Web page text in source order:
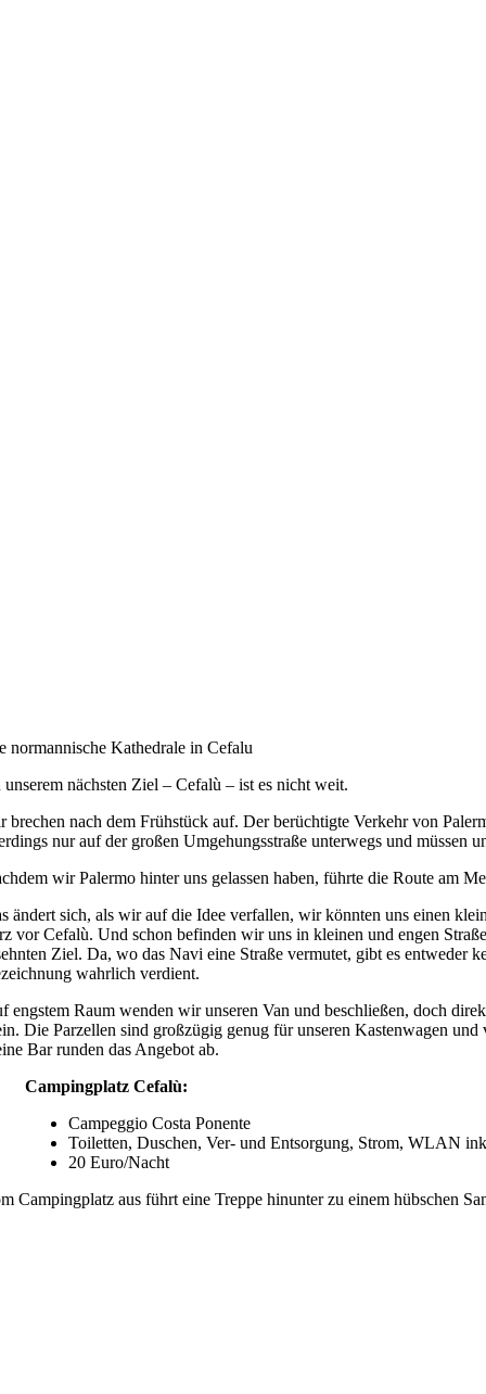
normannische Kathedrale in Cefalu
unserem nächsten Ziel – Cefalù – ist es nicht weit.
brechen nach dem Frühstück auf. Der berüchtigte Verkehr von
nur auf der großen Umgehungsstraße unterwegs und müssen
wir Palermo hinter uns gelassen haben, führte die Route am
ändert sich, als wir auf die Idee verfallen, wir könnten uns einen
vor Cefalù. Und schon befinden wir uns in kleinen und engen
Ziel. Da, wo das Navi eine Straße vermutet, gibt es entweder
wahrlich verdient.
engstem Raum wenden wir unseren Van und beschließen, doch
Die Parzellen sind großzügig genug für unseren Kastenwagen
Bar runden das Angebot ab.
Campingplatz Cefalù:
Campeggio Costa Ponente
Toiletten, Duschen, Ver- und Entsorgung, Strom, WLAN
20 Euro/Nacht
Campingplatz aus führt eine Treppe hinunter zu einem hübschen